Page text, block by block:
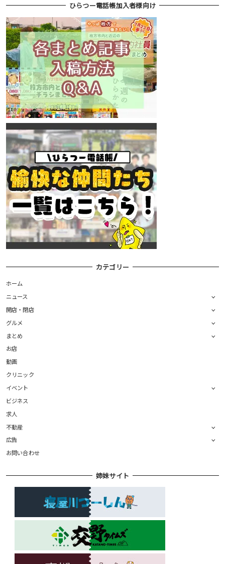
ひらつー電話帳加入者様向け
カテゴリー
ホーム
ニュース
開店・閉店
グルメ
まとめ
お店
動画
クリニック
イベント
ビジネス
求人
不動産
広告
お問い合わせ
姉妹サイト